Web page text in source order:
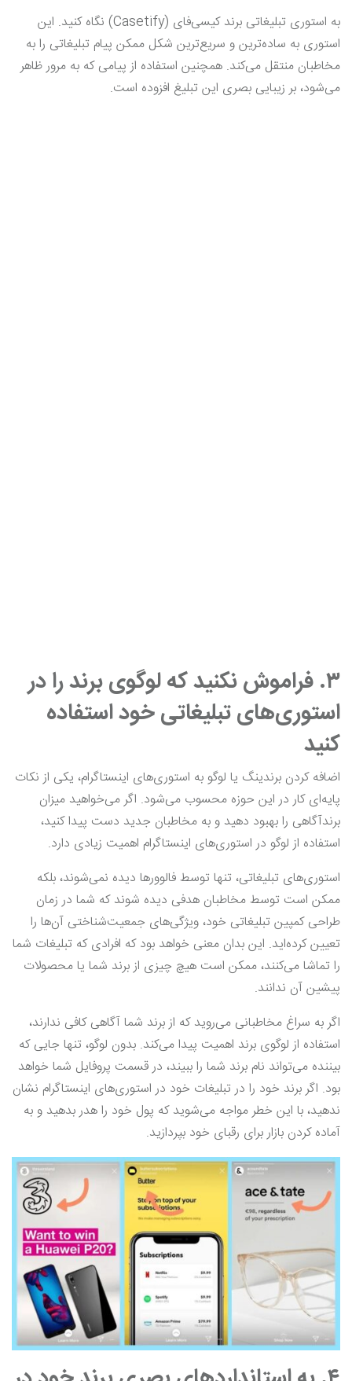
به استوری تبلیغاتی برند کیسی‌فای (Casetify) نگاه کنید. این
استوری به ساده‌ترین و سریع‌ترین شکل ممکن پیام تبلیغاتی را به
مخاطبان منتقل می‌کند. همچنین استفاده از پیامی که به مرور ظاهر
می‌شود، بر زیبایی بصری این تبلیغ افزوده است.
۳. فراموش نکنید که لوگوی برند را در
استوری‌های تبلیغاتی خود استفاده
کنید
اضافه کردن برندینگ یا لوگو به استوری‌های اینستاگرام، یکی از نکات
پایه‌ای کار در این حوزه محسوب می‌شود. اگر می‌خواهید میزان
برندآگاهی را بهبود دهید و به مخاطبان جدید دست پیدا کنید،
استفاده از لوگو در استوری‌های اینستاگرام اهمیت زیادی دارد.
استوری‌های تبلیغاتی، تنها توسط فالوورها دیده نمی‌شوند، بلکه
ممکن است توسط مخاطبان هدفی دیده شوند که شما در زمان
طراحی کمپین تبلیغاتی خود، ویژگی‌های جمعیت‌شناختی آن‌ها را
تعیین کرده‌اید. این بدان معنی خواهد بود که افرادی که تبلیغات شما
را تماشا می‌کنند، ممکن است هیچ چیزی از برند شما یا محصولات
پیشین آن ندانند.
اگر به سراغ مخاطبانی می‌روید که از برند شما آگاهی کافی ندارند،
استفاده از لوگوی برند اهمیت پیدا می‌کند. بدون لوگو، تنها جایی که
بیننده می‌تواند نام برند شما را ببیند، در قسمت پروفایل شما خواهد
بود. اگر برند خود را در تبلیغات خود در استوری‌های اینستاگرام نشان
ندهید، با این خطر مواجه می‌شوید که پول خود را هدر بدهید و به
آماده کردن بازار برای رقبای خود بپردازید.